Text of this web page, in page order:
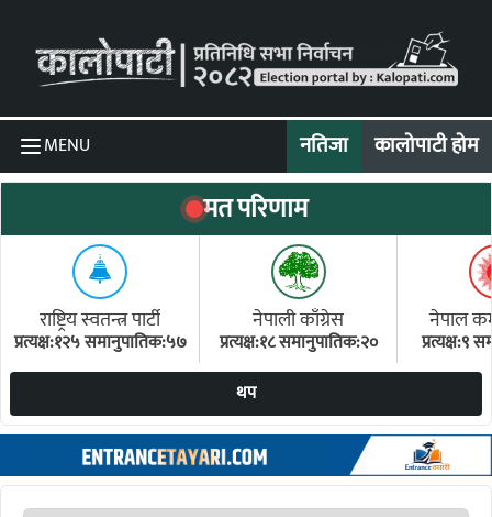
MENU नतिजा कालोपाटी होम
मत परिणाम
राष्ट्रिय स्वतन्त्र पार्टी
प्रत्यक्ष:१२५ समानुपातिक:५७
नेपाली काँग्रेस
प्रत्यक्ष:१८ समानुपातिक:२०
नेपाल
प्रत्यक्ष:९
थप